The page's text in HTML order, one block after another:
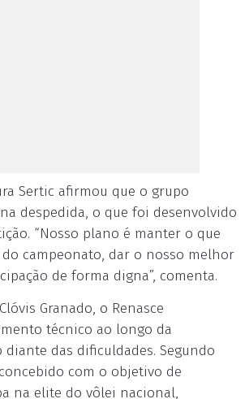
Sertic afirmou que o grupo
despedida, o que foi desenvolvido
“Nosso plano é manter o que
campeonato, dar o nosso melhor
de forma digna”, comenta.
Granado, o Renasce
técnico ao longo da
diante das dificuldades. Segundo
com o objetivo de
na elite do vôlei nacional,